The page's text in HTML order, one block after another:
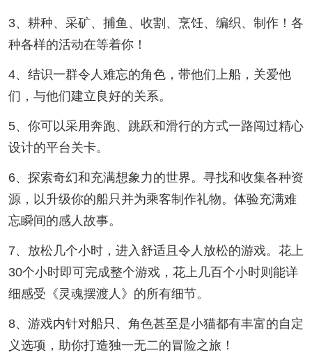
3、耕种、采矿、捕鱼、收割、烹饪、编织、制作！各
种各样的活动在等着你！
4、结识一群令人难忘的角色，带他们上船，关爱他
们，与他们建立良好的关系。
5、你可以采用奔跑、跳跃和滑行的方式一路闯过精心
设计的平台关卡。
6、探索奇幻和充满想象力的世界。寻找和收集各种资
源，以升级你的船只并为乘客制作礼物。体验充满难
忘瞬间的感人故事。
7、放松几个小时，进入舒适且令人放松的游戏。花上
30个小时即可完成整个游戏，花上几百个小时则能详
细感受《灵魂摆渡人》的所有细节。
8、游戏内针对船只、角色甚至是小猫都有丰富的自定
义选项，助你打造独一无二的冒险之旅！